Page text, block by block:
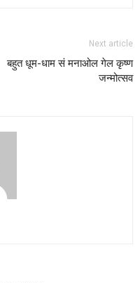
Next article
बहुत धूम-धाम सं मनाओल गेल कृष्ण
जन्मोत्सव